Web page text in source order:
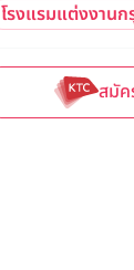
โรงแรมแต่งงานก
สมัค